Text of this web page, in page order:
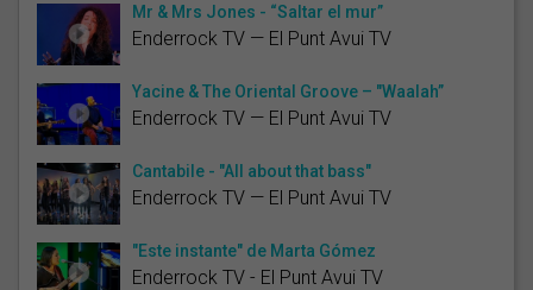
Mr & Mrs Jones - “Saltar el mur”
Enderrock TV — El Punt Avui TV
Yacine & The Oriental Groove – "Waalah”
Enderrock TV — El Punt Avui TV
Cantabile - "All about that bass"
Enderrock TV — El Punt Avui TV
"Este instante" de Marta Gómez
Enderrock TV - El Punt Avui TV